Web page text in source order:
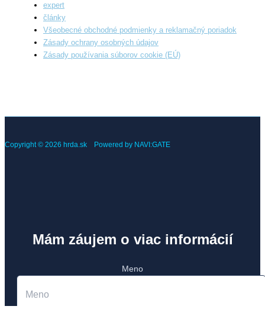
expert
články
Všeobecné obchodné podmienky a reklamačný poriadok
Zásady ochrany osobných údajov
Zásady používania súborov cookie (EÚ)
Copyright © 2026 hrda.sk Powered by NAVI:GATE
Mám záujem o viac informácií
Meno